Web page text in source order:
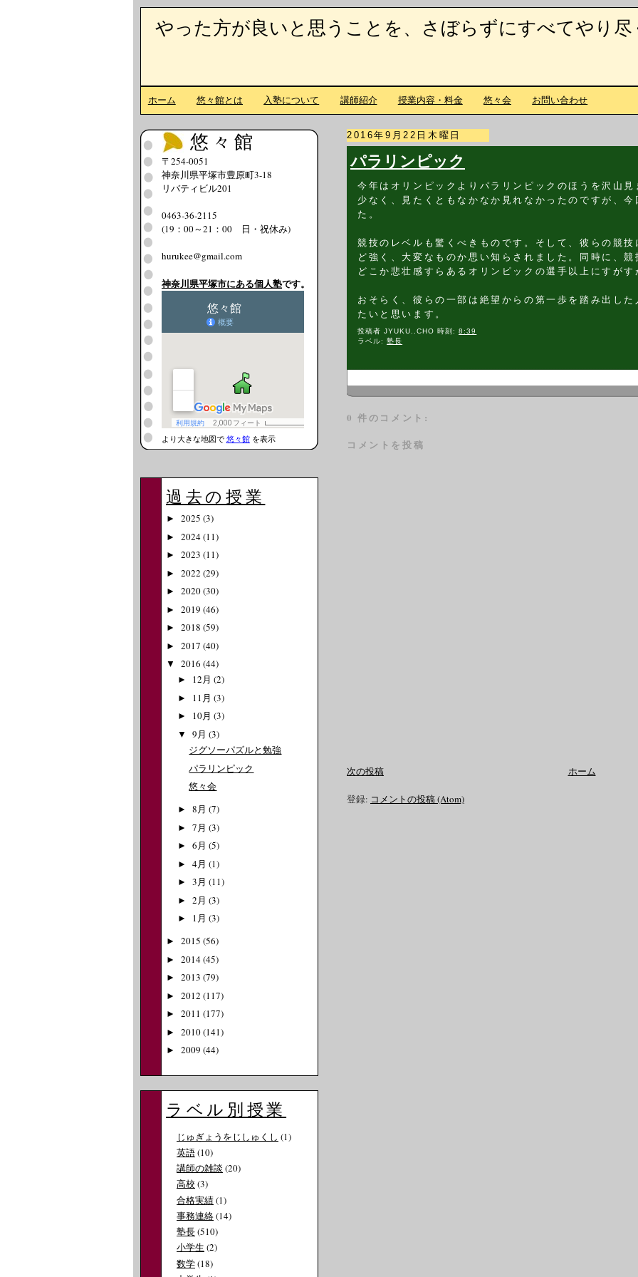
やった方が良いと思うことを、さぼらずにすべてやり尽
ホーム 悠々館とは 入塾について 講師紹介 授業内容・料金 悠々会 お問い合わせ
2016年9月22日木曜日
パラリンピック
今年はオリンピックよりパラリンピックのほうを沢山
少なく、見たくともなかなか見れなかったのですが、
た。
競技のレベルも驚くべきものです。そして、彼らの競
ど強く、大変なものか思い知らされました。同時に、
どこか悲壮感すらあるオリンピックの選手以上にすが
おそらく、彼らの一部は絶望からの第一歩を踏み出し
たいと思います。
投稿者JYUKU..CHO 時刻:8:39
ラベル:塾長
0 件のコメント:
コメントを投稿
次の投稿 ホーム
登録: コメントの投稿 (Atom)
悠々館
〒254-0051
神奈川県平塚市豊原町3-18
リバティビル201
0463-36-2115
(19：00～21：00 日・祝休み)
hurukee@gmail.com
神奈川県平塚市にある個人塾です。
より大きな地図で 悠々館 を表示
過去の授業
► 2025 (3)
► 2024(11)
► 2023 (11)
► 2022 (29)
► 2020(30)
► 2019 (46)
► 2018 (59)
► 2017 (40)
▼ 2016 (44)
► 12月 (2)
► 11月 (3)
► 10月 (3)
▼ 9月 (3)
ジグソーパズルと勉強
パラリンピック
悠々会
► 8月 (7)
► 7月 (3)
► 6月 (5)
► 4月 (1)
► 3月 (11)
► 2月 (3)
► 1月 (3)
► 2015 (56)
► 2014(45)
► 2013 (79)
► 2012 (117)
► 2011 (177)
► 2010(141)
► 2009 (44)
ラベル別授業
じゅぎょうをじしゅくし (1)
英語(10)
講師の雑談 (20)
高校 (3)
合格実績(1)
事務連絡(14)
塾長(510)
小学生 (2)
数学(18)